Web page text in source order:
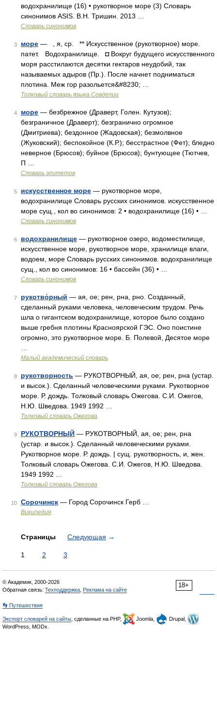
водохранилище (16) • рукотворное море (3) Словарь
синонимов ASIS. В.Н. Тришин. 2013 …
Словарь синонимов
3 море — , я, ср. ** Искусственное (рукотворное) море.
патет. Водохранилище. ◘ Вокруг будущего искусственного
моря расстилаются десятки гектаров неудобий, так
называемых адыров (Пр.). После начнет подниматься
плотина. Меж гор разольется&#8230; …
Толковый словарь языка Совдепии
4 море — безбрежное (Драверт, Голен. Кутузов);
безграничное (Драверт); безгранично огромное
(Дмитриева); бездонное (Жадовская); безмолвное
(Жуковский); беспокойное (К.Р.); бесстрастное (Фет); бледно
неверное (Брюсов); буйное (Брюсов); бунтующее (Тютчев,
П …
Словарь эпитетов
5 искусственное море — рукотворное море,
водохранилище Словарь русских синонимов. искусственное
море сущ., кол во синонимов: 2 • водохранилище (16) • …
Словарь синонимов
6 водохранилище — рукотворное озеро, водоместилище,
искусственное море, рукотворное море, хранилище влаги,
водоем, море Словарь русских синонимов. водохранилище
сущ., кол во синонимов: 16 • бассейн (36) • …
Словарь синонимов
7 рукотво́рный — ая, ое; рен, рна, рно. Созданный,
сделанный руками человека, человеческим трудом. Речь
шла о гигантском водохранилище, которое было создано
выше гребня плотины Красноярской ГЭС. Оно поистине
огромно, это рукотворное море. Б. Полевой, Десятое море
Малый академический словарь
8 рукотворность — РУКОТВОРНЫЙ, ая, ое; рен, рна (устар.
и высок.). Сделанный человеческими руками. Рукотворное
море. Р. дождь. Толковый словарь Ожегова. С.И. Ожегов,
Н.Ю. Шведова. 1949 1992 …
Толковый словарь Ожегова
9 РУКОТВОРНЫЙ — РУКОТВОРНЫЙ, ая, ое; рен, рна
(устар. и высок.). Сделанный человеческими руками.
Рукотворное море. Р. дождь. | сущ. рукотворность, и, жен.
Толковый словарь Ожегова. С.И. Ожегов, Н.Ю. Шведова.
1949 1992 …
Толковый словарь Ожегова
10 Сорочинск — Город Сорочинск Герб …
Википедия
Страницы Следующая →
1 2 3
18+
© Академик, 2000-2026
Обратная связь: Техподдержка Реклама на сайте
👣 Путешествия
Экспорт словарей на сайты , сделанные на PHP, Joomla,
Drupal,
WordPress, MODx.